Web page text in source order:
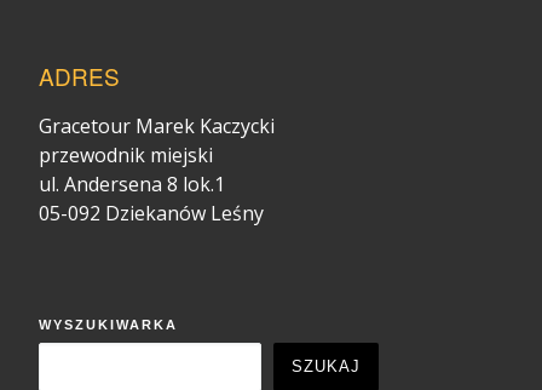
ADRES
Gracetour Marek Kaczycki
przewodnik miejski
ul. Andersena 8 lok.1
05-092 Dziekanów Leśny
WYSZUKIWARKA
SZUKAJ